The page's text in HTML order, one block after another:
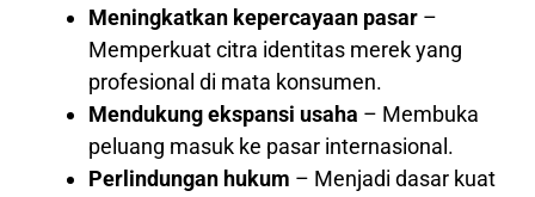
Meningkatkan kepercayaan pasar –
Memperkuat citra identitas merek yang
profesional di mata konsumen.
Mendukung ekspansi usaha – Membuka
peluang masuk ke pasar internasional.
Perlindungan hukum – Menjadi dasar kuat